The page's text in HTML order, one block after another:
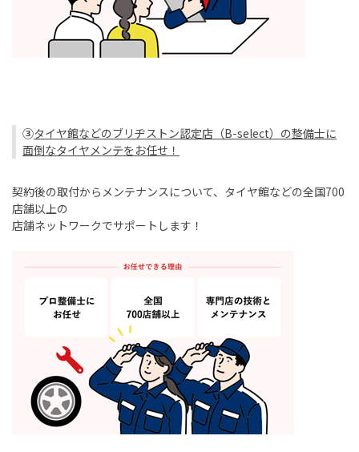
③タイヤ館などのブリヂストン認定店（B-select）の整備士に
面倒なタイヤメンテをお任せ！
契約後の取付からメンテナンスについて、タイヤ館などの全国700
店舗以上の
店舗ネットワークでサポートします！